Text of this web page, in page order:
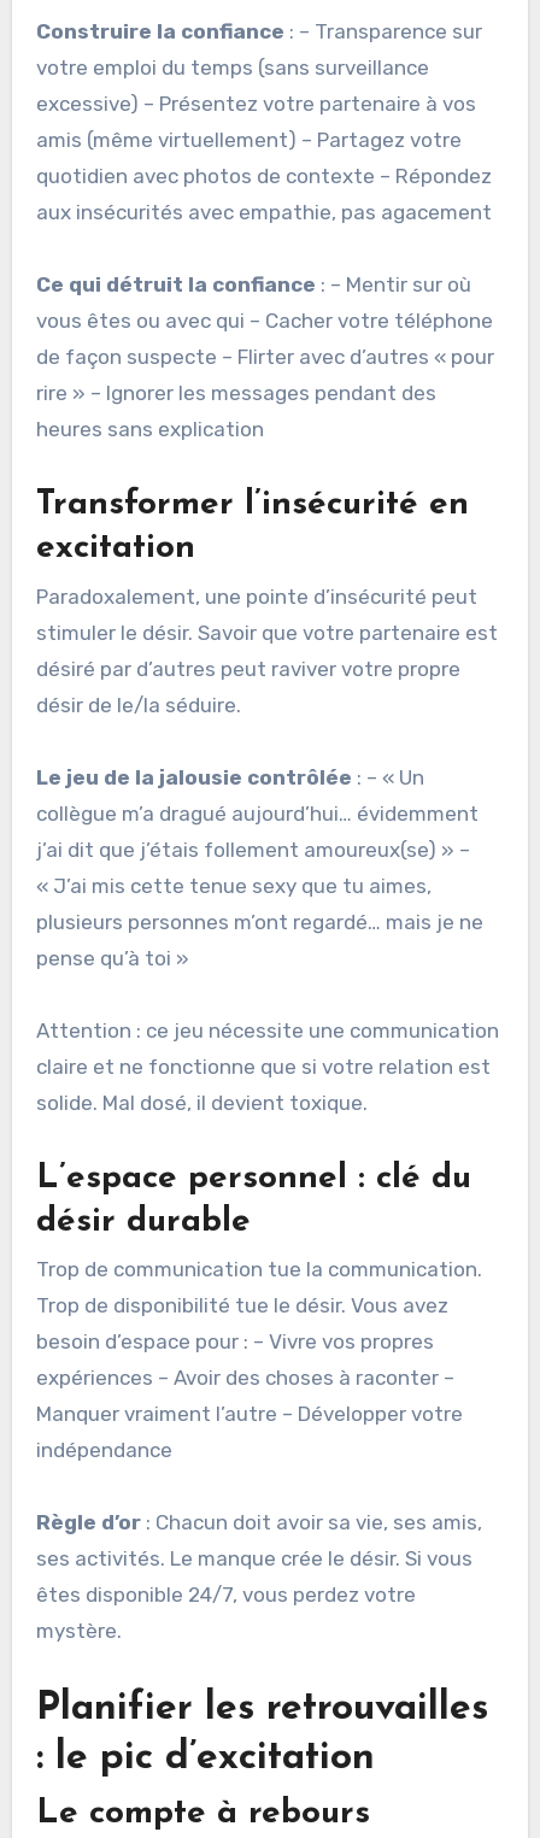
Construire la confiance : – Transparence sur
votre emploi du temps (sans surveillance
excessive) – Présentez votre partenaire à vos
amis (même virtuellement) – Partagez votre
quotidien avec photos de contexte – Répondez
aux insécurités avec empathie, pas agacement
Ce qui détruit la confiance : – Mentir sur où
vous êtes ou avec qui – Cacher votre téléphone
de façon suspecte – Flirter avec d’autres « pour
rire » – Ignorer les messages pendant des
heures sans explication
Transformer l’insécurité en
excitation
Paradoxalement, une pointe d’insécurité peut
stimuler le désir. Savoir que votre partenaire est
désiré par d’autres peut raviver votre propre
désir de le/la séduire.
Le jeu de la jalousie contrôlée : – « Un
collègue m’a dragué aujourd’hui… évidemment
j’ai dit que j’étais follement amoureux(se) » –
« J’ai mis cette tenue sexy que tu aimes,
plusieurs personnes m’ont regardé… mais je ne
pense qu’à toi »
Attention : ce jeu nécessite une communication
claire et ne fonctionne que si votre relation est
solide. Mal dosé, il devient toxique.
L’espace personnel : clé du
désir durable
Trop de communication tue la communication.
Trop de disponibilité tue le désir. Vous avez
besoin d’espace pour : – Vivre vos propres
expériences – Avoir des choses à raconter –
Manquer vraiment l’autre – Développer votre
indépendance
Règle d’or: Chacun doit avoir sa vie, ses amis,
ses activités. Le manque crée le désir. Si vous
êtes disponible 24/7, vous perdez votre
mystère.
Planifier les retrouvailles
: le pic d’excitation
Le compte à rebours